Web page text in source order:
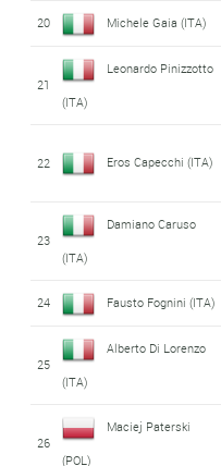
20 Michele Gaia (ITA)
21
Leonardo Pinizzotto
(ITA)
22 Eros Capecchi (ITA)
23
Damiano Caruso
(ITA)
24 Fausto Fognini (ITA)
25
Alberto Di Lorenzo
(ITA)
26
Maciej Paterski
(POL)